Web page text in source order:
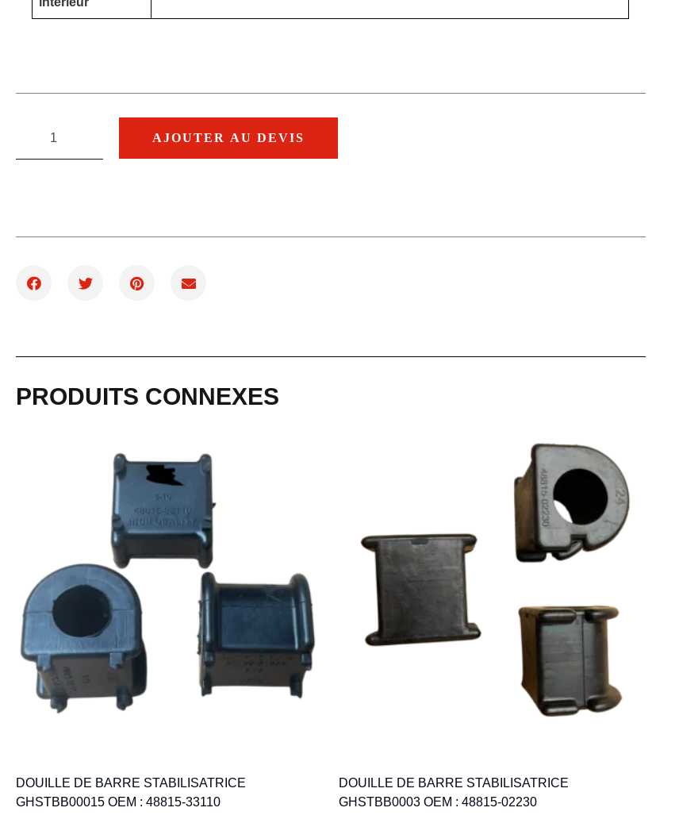
AJOUTER AU DEVIS
PRODUITS CONNEXES
DOUILLE DE BARRE STABILISATRICE
GHSTBB00015 OEM : 48815-33110
DOUILLE DE BARRE STABILISATRICE
GHSTBB0003 OEM : 48815-02230